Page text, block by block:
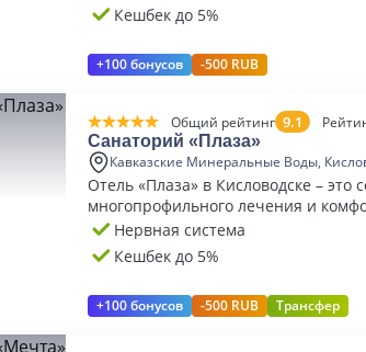
Кешбек до 5%
+100 бонусов -500 RUB
Общий рейтинг 9.1
Санаторий «Плаза»
Кавказские Минеральные Воды,
Отель «Плаза» в Кисловодске – это
многопрофильного лечения и
5* с премиальным уровнем сервиса.
Нервная система
Кешбек до 5%
+100 бонусов -500 RUB Трансфер